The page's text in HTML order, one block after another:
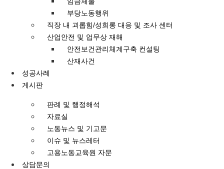
부당노동행위
직장 내 괴롭힘/성희롱 대응 및 조사 센터
산업안전 및 업무상 재해
안전보건관리체계구축 컨설팅
산재사건
성공사례
게시판
판례 및 행정해석
자료실
노동뉴스 및 기고문
이슈 및 뉴스레터
고용노동교육원 자문
상담문의